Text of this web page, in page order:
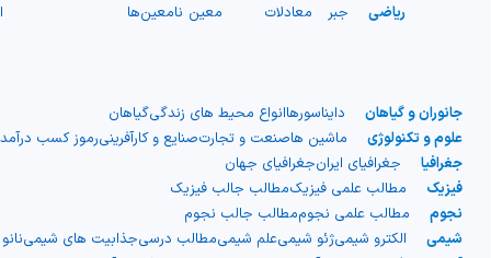
ریاضی
جبر
معادلات
معین نامعینها
جانوران و گیاهان دایناسورهاانواع محیط های زندگیگیاهان
علوم و تکنولوژی
ماشین هاصنعت و تجارتصنایع و کارآفرینیرموز کسب درآمد
جغرافیا
جغرافیای ایرانجغرافیای جهان
فیزیک
مطالب علمی فیزیکمطالب جالب فیزیک
نجوم
مطالب علمی نجوممطالب جالب نجوم
شیمی
الکترو شیمیژئو شیمیعلم شیمیمطالب درسیجذابیت های شیمی